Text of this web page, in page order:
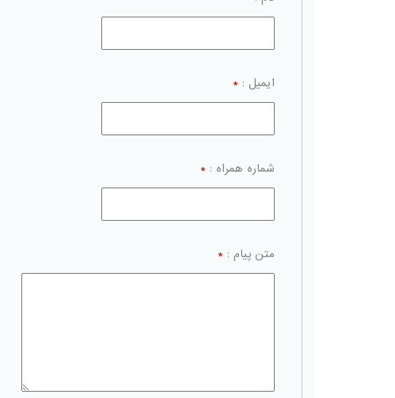
ایمیل : *
شماره همراه : *
متن پیام : *